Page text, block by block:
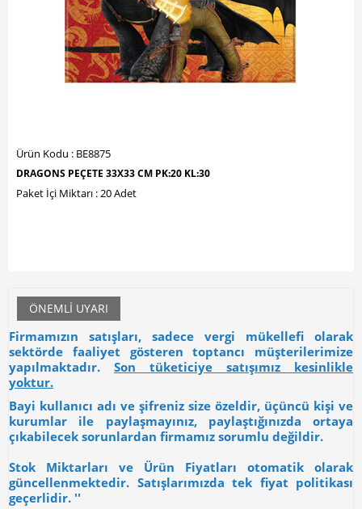
Ürün Kodu : BE8875
DRAGONS PEÇETE 33X33 CM PK:20 KL:30
Paket İçi Miktarı : 20 Adet
ÖNEMLI UYARI
Firmamızın satışları, sadece vergi mükellefi olarak
sektörde faaliyet gösteren toptancı müşterilerimize
yapılmaktadır. Son tüketiciye satışımız kesinlikle
yoktur.
Bayi kullanıcı adı ve şifreniz size özeldir, üçüncü kişi ve
kurumlar ile paylaşmayınız, paylaştığınızda ortaya
çıkabilecek sorunlardan firmamız sorumlu değildir.
Stok Miktarları ve Ürün Fiyatları otomatik olarak
güncellenmektedir. Satışlarımızda tek fiyat politikası
geçerlidir. ''